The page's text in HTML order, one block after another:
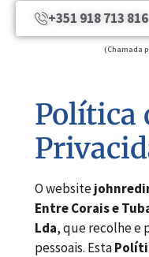
+351 918 713 816
(Chamada
Política
O website
Entre Corais e
Lda, que recolhe e
pessoais. Esta